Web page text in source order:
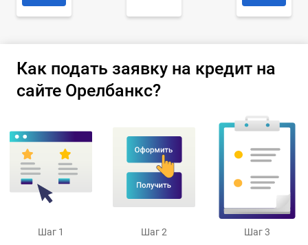
Как подать заявку на кредит на
сайте Орелбанкс?
Шаг 1
Шаг 2
Шаг 3